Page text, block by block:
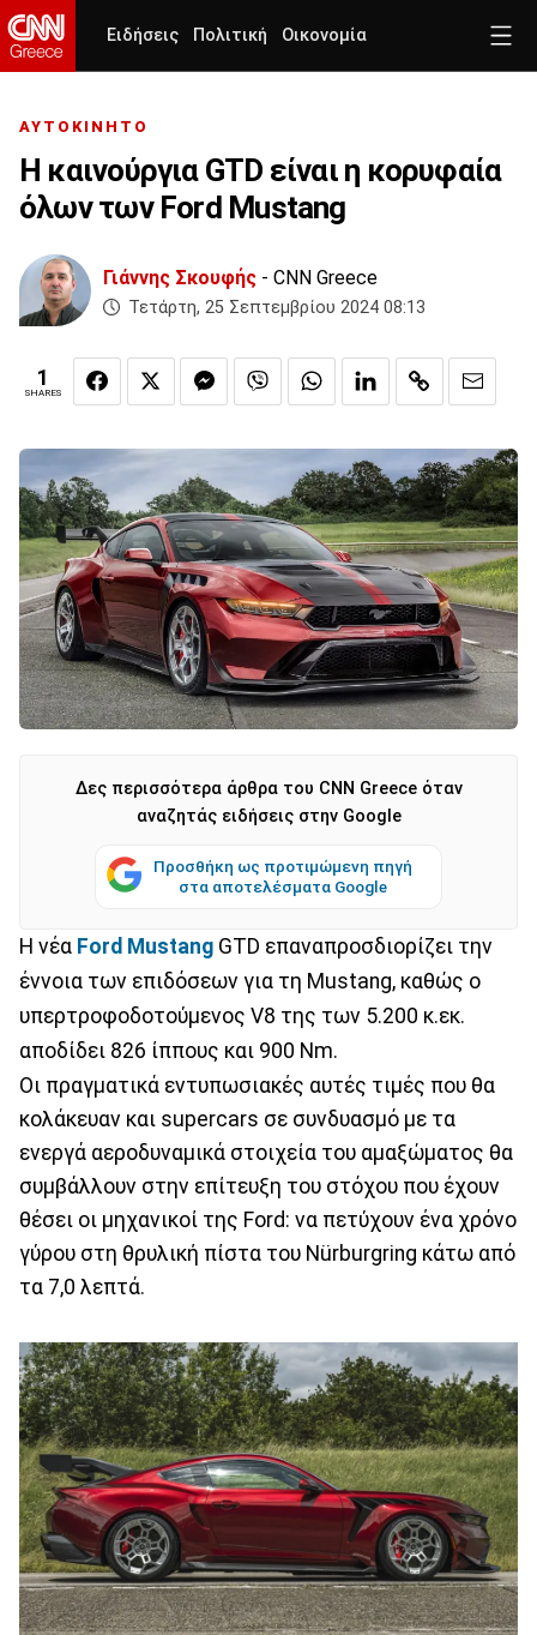
Ειδήσεις Πολιτική Οικονομία
ΑΥΤΟΚΙΝΗΤΟ
Η καινούργια GTD είναι η κορυφαία
όλων των Ford Mustang
Γιάννης Σκουφής - CNN Greece
Τετάρτη, 25 Σεπτεμβρίου 2024 08:13
1
SHARES
Δες περισσότερα άρθρα του CNN Greece όταν
αναζητάς ειδήσεις στην Google
Προσθήκη ως προτιμώμενη πηγή
στα αποτελέσματα Google
Η νέα Ford Mustang GTD επαναπροσδιορίζει την
έννοια των επιδόσεων για τη Mustang, καθώς ο
υπερτροφοδοτούμενος V8 της των 5.200 κ.εκ.
αποδίδει 826 ίππους και 900 Nm.
Οι πραγματικά εντυπωσιακές αυτές τιμές που θα
κολάκευαν και supercars σε συνδυασμό με τα
ενεργά αεροδυναμικά στοιχεία του αμαξώματος θα
συμβάλλουν στην επίτευξη του στόχου που έχουν
θέσει οι μηχανικοί της Ford: να πετύχουν ένα χρόνο
γύρου στη θρυλική πίστα του Nürburgring κάτω από
τα 7,0 λεπτά.